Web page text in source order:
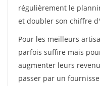
régulièrement le
et doubler son chiffre
Pour les meilleurs
parfois suffire mais
augmenter leurs
passer par un